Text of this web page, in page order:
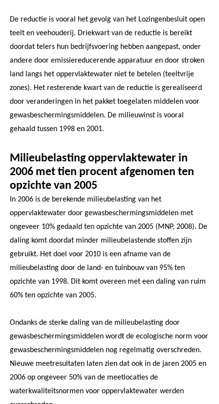
De reductie is vooral het gevolg van het Lozingenbesluit open
teelt en veehouderij. Driekwart van de reductie is bereikt
doordat telers hun bedrijfsvoering hebben aangepast, onder
andere door emissiereducerende apparatuur en door stroken
land langs het oppervlaktewater niet te betelen (teeltvrije
zones). Het resterende kwart van de reductie is gerealiseerd
door veranderingen in het pakket toegelaten middelen voor
gewasbeschermingsmiddelen. De milieuwinst is vooral
gehaald tussen 1998 en 2001.
Milieubelasting oppervlaktewater in
2006 met tien procent afgenomen ten
opzichte van 2005
In 2006 is de berekende milieubelasting van het
oppervlaktewater door gewasbeschermingsmiddelen met
ongeveer 10% gedaald ten opzichte van 2005 (MNP, 2008). De
daling komt doordat minder milieubelastende stoffen zijn
gebruikt. Het doel voor 2010 is een afname van de
milieubelasting door de land- en tuinbouw van 95% ten
opzichte van 1998. Dit komt overeen met een daling van ruim
60% ten opzichte van 2005.
Ondanks de sterke daling van de milieubelasting door
gewasbeschermingsmiddelen wordt de ecologische norm voor
gewasbeschermingsmiddelen nog regelmatig overschreden.
Nieuwe meetresultaten laten zien dat ook in de jaren 2005 en
2006 op ongeveer 50% van de meetlocaties de
waterkwaliteitsnormen voor oppervlaktewater werden